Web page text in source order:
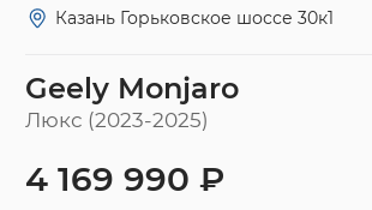
Казань Горьковское шоссе 30к1
Geely Monjaro
Люкс (2023-2025)
4 169 990 ₽